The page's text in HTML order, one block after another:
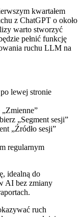
kwartałem
z ChatGPT o około
warto stworzyć
pełnić funkcję
ruchu LLM na
lewej stronie
„Segment sesji”
„Źródło sesji”
regularnym
idealną do
AI bez zmiany
ruch